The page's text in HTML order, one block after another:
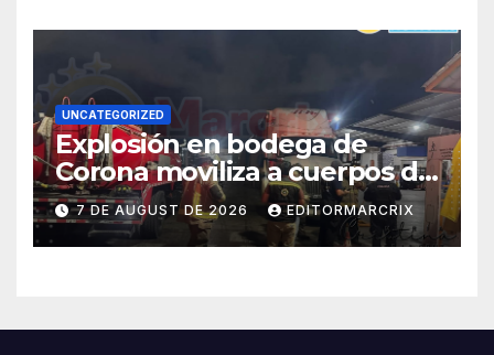
UNCATEGORIZED
Explosión en bodega de
Corona moviliza a cuerpos de
emergencia en Cancún
7 DE AUGUST DE 2026 EDITORMARCRIX